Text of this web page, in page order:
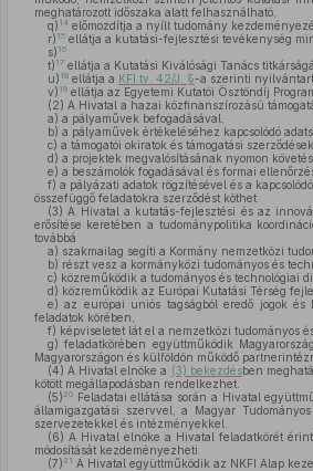
meghatározott időszaka alatt felhasználható,
q) 14előmozdítja a nyílt tudomány
r) 15ellátja a kutatási-fejlesztési tevékenység
s) 16
t) 17ellátja a Kutatási Kiválósági Tanács
u) 18ellátja a KFI tv. 42/J. §-a szerinti
v) 19ellátja az Egyetemi Kutatói Ösztöndíj
(2) A Hivatal a hazai közfinanszírozású
a) a pályaművek befogadásával,
b) a pályaművek értékeléséhez kapcsolódó
c) a támogatói okiratok és támogatási
d) a projektek megvalósításának nyomon
e) a beszámolók fogadásával és formai
f) a pályázati adatok rögzítésével és a
összefüggő feladatokra szerződést köthet.
(3) A Hivatal a kutatás-fejlesztési és az
erősítése keretében a tudománypolitika
továbbá
a) szakmailag segíti a Kormány nemzetközi
b) részt vesz a kormányközi tudományos és
c) közreműködik a tudományos és technológiai
d) közreműködik az Európai Kutatási Térség
e) az európai uniós tagságból eredő jogok
feladatok körében,
f) képviseletet lát el a nemzetközi tudományos
g) feladatkörében együttműködik
Magyarországon és külföldön működő
(4) A Hivatal elnöke a (3) bekezdésben
kötött megállapodásban rendelkezhet.
(5) 20Feladatai ellátása során a Hivatal
államigazgatási szervvel, a Magyar
szervezetekkel és intézményekkel.
(6) A Hivatal elnöke a Hivatal feladatkörét
módosítását kezdeményezheti.
(7) 21 A Hivatal együttműködik az NKFI Alap